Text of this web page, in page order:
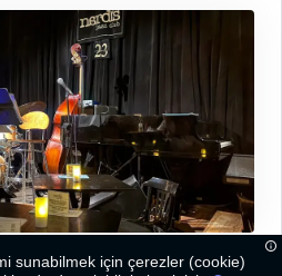
sunabilmek için çerezler (cookie)